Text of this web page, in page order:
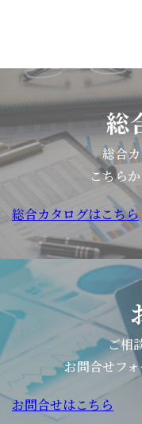
総
総合
こちら
総合カタログはこちら
ご相
お問合せフ
お問合せはこちら